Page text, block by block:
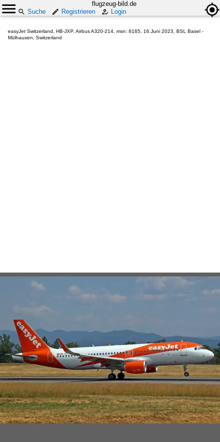
flugzeug-bild.de
Suche
Registrieren Login
easyJet Switzerland, HB-JXP, Airbus A320-214, msn: 8165, 16.Juni 2023, BSL Basel -
Mülhausen, Switzerland